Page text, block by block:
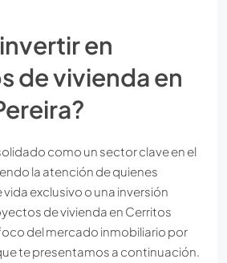
en
de vivienda en
como un sector clave en el
la atención de quienes
exclusivo o una inversión
de vivienda en Cerritos
del mercado inmobiliario por
te presentamos a continuación.